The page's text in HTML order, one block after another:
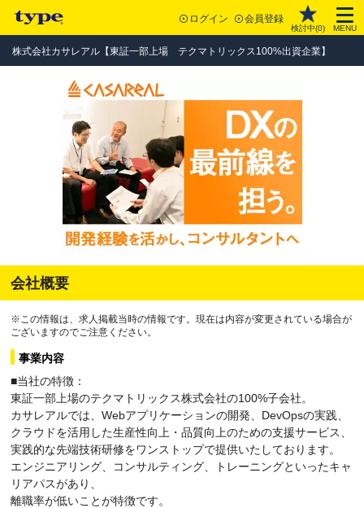
ログイン 会員登録
検討中(0) MENU
株式会社カサレアル【東証一部上場 テクマトリックス100%出資企業】
会社概要
※この情報は、求人掲載当時の情報です。現在は内容が変更されている場合が
ございますのでご注意ください。
事業内容
■当社の特徴：
東証一部上場のテクマトリックス株式会社の100%子会社。
カサレアルでは、Webアプリケーションの開発、DevOpsの実践、
クラウドを活用した生産性向上・品質向上のための支援サービス、
実践的な先端技術研修をワンストップで提供いたしております。
エンジニアリング、コンサルティング、トレーニングといったキャ
リアパスがあり、
離職率が低いことが特徴です。